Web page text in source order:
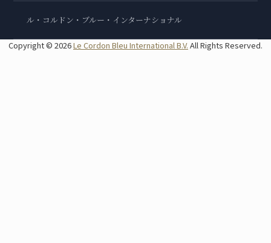
ル・コルドン・ブルー・インターナショナル
Copyright © 2026Le Cordon Bleu International B.V. All Rights Reserved.